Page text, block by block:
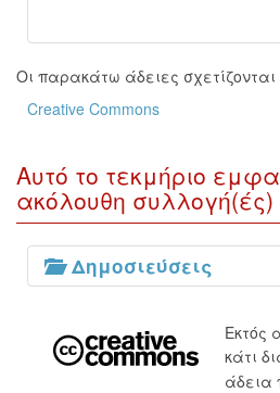
Οι παρακάτω άδειες σχετίζονται
Creative Commons
Αυτό το τεκμήριο
ακόλουθη συλλογή(ές)
Δημοσιεύσεις
Εκτός
κάτι
άδεια